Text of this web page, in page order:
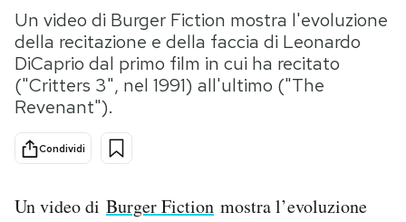
Tecnologia
Internet
Scienza
Cultura
Economia
Sport
Storie/Idee
Ok Boomer!
Media
Europa
Un video di Burger Fiction mostra l'evoluzione
della recitazione e della faccia di Leonardo
DiCaprio dal primo film in cui ha recitato
("Critters 3", nel 1991) all'ultimo ("The
Revenant").
Condividi
Un video di Burger Fiction mostra l’evoluzione